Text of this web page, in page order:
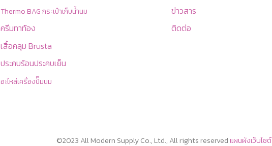
Thermo BAG กระเป๋าเก็บน้ำนม
ครีมทาท้อง
เสื้อคลุม Brusta
ประคบร้อนประคบเย็น
อะไหล่เครื่องปั๊มนม
ข่าวสาร
ติดต่อ
©2023 All Modern Supply Co., Ltd., All rights reservedแผนผังเว็บไซต์